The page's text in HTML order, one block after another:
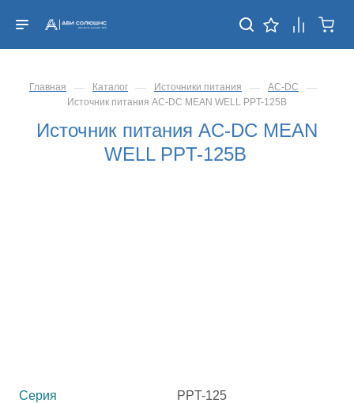
Главная — Каталог — Источники питания — AC-DC —
Источник питания AC-DC MEAN WELL PPT-125B
Источник питания AC-DC MEAN
WELL PPT-125B
Серия PPT-125